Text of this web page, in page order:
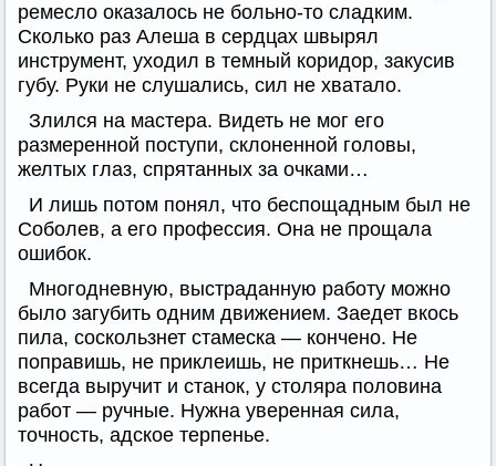
ремесло оказалось не больно-то сладким.
Сколько раз Алеша в сердцах швырял
инструмент, уходил в темный коридор, закусив
губу. Руки не слушались, сил не хватало.
Злился на мастера. Видеть не мог его
размеренной поступи, склоненной головы,
желтых глаз, спрятанных за очками…
И лишь потом понял, что беспощадным был не
Соболев, а его профессия. Она не прощала
ошибок.
Многодневную, выстраданную работу можно
было загубить одним движением. Заедет вкось
пила, соскользнет стамеска — кончено. Не
поправишь, не приклеишь, не приткнешь… Не
всегда выручит и станок, у столяра половина
работ — ручные. Нужна уверенная сила,
точность, адское терпенье.